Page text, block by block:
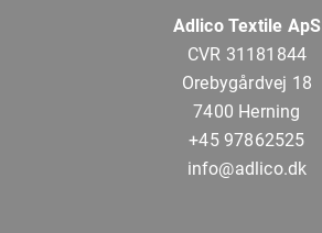
Adlico Textile ApS
CVR 31181844
Orebygårdvej 18
7400 Herning
+45 97862525
info@adlico.dk